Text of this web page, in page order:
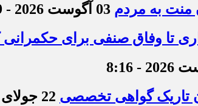
منت به مردم 03 آگوست 2026 - 8:29
تا وفاق صنفی برای حکمرانی
تاریک گواهی تخصصی 22 جولای 2026 - 8:36